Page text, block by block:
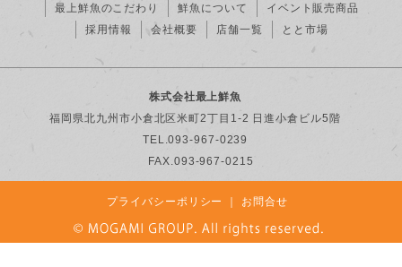
最上鮮魚のこだわり 鮮魚について
イベント販売商品
採用情報
会社概要 店舗一覧 とと市場
株式会社最上鮮魚
福岡県北九州市小倉北区米町2丁目1-2 日進小倉ビル5階
TEL.093-967-0239
FAX.093-967-0215
プライバシーポリシー ｜ お問合せ